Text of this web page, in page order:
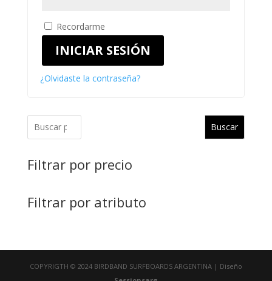
Recordarme
INICIAR SESIÓN
¿Olvidaste la contraseña?
Buscar
Filtrar por precio
Filtrar por atributo
COPYRIGTH © 2024 BIRDBAND SURFBOARDS ARGENTINA | Diseño